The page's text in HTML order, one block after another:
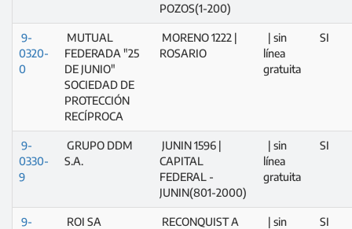
POZOS(1-200)
9-
0320-
0
MUTUAL
FEDERADA "25
DE JUNIO"
SOCIEDAD DE
PROTECCIÓN
RECÍPROCA
MORENO 1222 |
ROSARIO
| sin
línea
gratuita
SI
9-
0330-
9
GRUPO DDM
S.A.
JUNIN 1596 |
CAPITAL
FEDERAL -
JUNIN(801-2000)
| sin
línea
gratuita
SI
9-
ROI SA
RECONQUIST A
| sin
SI